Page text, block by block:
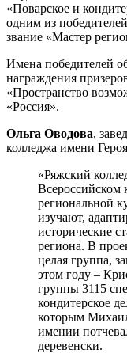
«Поварское и
одним из
звание «Мастер
Имена победителей
награждения
«Пространство
«Россия».
Ольга Оводова,
колледжа имени
«Ряжский
Всероссийском
региональной
изучают,
исторические
региона. В
целая группа,
этом году –
группы 3115
кондитерское
которым
имении
деревенски.